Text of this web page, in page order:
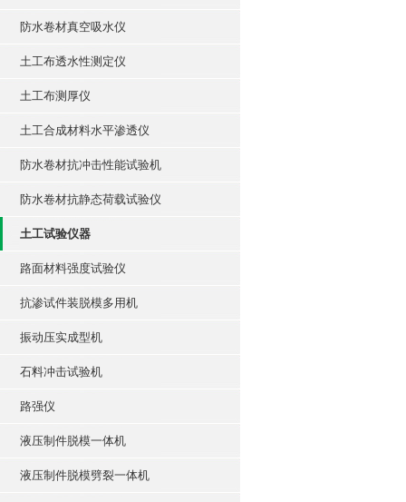
防水卷材真空吸水仪
土工布透水性测定仪
土工布测厚仪
土工合成材料水平渗透仪
防水卷材抗冲击性能试验机
防水卷材抗静态荷载试验仪
土工试验仪器
路面材料强度试验仪
抗渗试件装脱模多用机
振动压实成型机
石料冲击试验机
路强仪
液压制件脱模一体机
液压制件脱模劈裂一体机